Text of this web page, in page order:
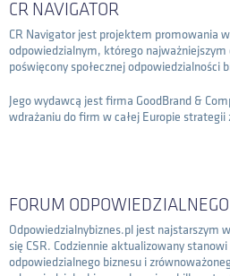
CR NAVIGATOR
CR Navigator jest projektem promowania
odpowiedzialnym, którego
poświęcony społecznej odpowiedzialności
Jego wydawcą jest firma GoodBrand &
wdrażaniu do firm w całej Europie strategii
FORUM
Odpowiedzialnybiznes.pl jest najstarszym
się CSR. Codziennie aktualizowany
odpowiedzialnego biznesu i